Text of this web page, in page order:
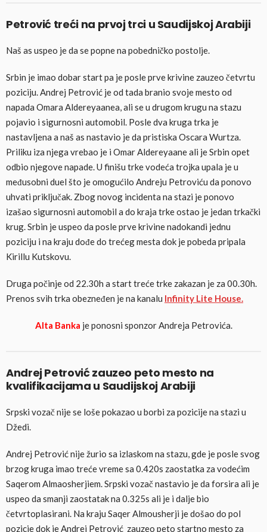
Petrović treći na prvoj trci u Saudijskoj Arabiji
Naš as uspeo je da se popne na pobedničko postolje.
Srbin je imao dobar start pa je posle prve krivine zauzeo četvrtu
poziciju. Andrej Petrović je od tada branio svoje mesto od
napada Omara Aldereyaanea, ali se u drugom krugu na stazu
pojavio i sigurnosni automobil. Posle dva kruga trka je
nastavljena a naš as nastavio je da pristiska Oscara Wurtza.
Priliku iza njega vrebao je i Omar Aldereyaane ali je Srbin opet
odbio njegove napade. U finišu trke vodeća trojka upala je u
međusobni duel što je omogućilo Andreju Petroviću da ponovo
uhvati priključak. Zbog novog incidenta na stazi je ponovo
izašao sigurnosni automobil a do kraja trke ostao je jedan trkački
krug. Srbin je uspeo da posle prve krivine nadokandi jednu
poziciju i na kraju dođe do trećeg mesta dok je pobeda pripala
Kirillu Kutskovu.
Druga počinje od 22.30h a start treće trke zakazan je za 00.30h.
Prenos svih trka obezneđen je na kanalu Infinity Lite House.
Alta Banka je ponosni sponzor Andreja Petrovića.
Andrej Petrović zauzeo peto mesto na
kvalifikacijama u Saudijskoj Arabiji
Srpski vozač nije se loše pokazao u borbi za pozicije na stazi u
Džedi.
Andrej Petrović nije žurio sa izlaskom na stazu, gde je posle svog
brzog kruga imao treće vreme sa 0.420s zaostatka za vodećim
Saqerom Almaosherjiem. Srpski vozač nastavio je da forsira ali je
uspeo da smanji zaostatak na 0.325s ali je i dalje bio
četvrtoplasirani. Na kraju Saqer Almousherji je došao do pol
pozicje dok je Andrej Petrović zauzeo peto startno mesto za